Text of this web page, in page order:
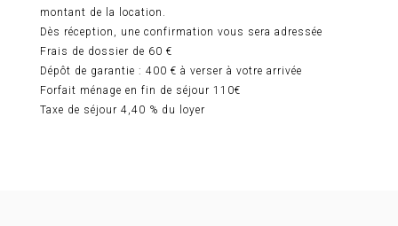
montant de la location.
Dès réception, une confirmation vous sera adressée
Frais de dossier de 60 €
Dépôt de garantie : 400 € à verser à votre arrivée
Forfait ménage en fin de séjour 110€
Taxe de séjour 4,40 % du loyer